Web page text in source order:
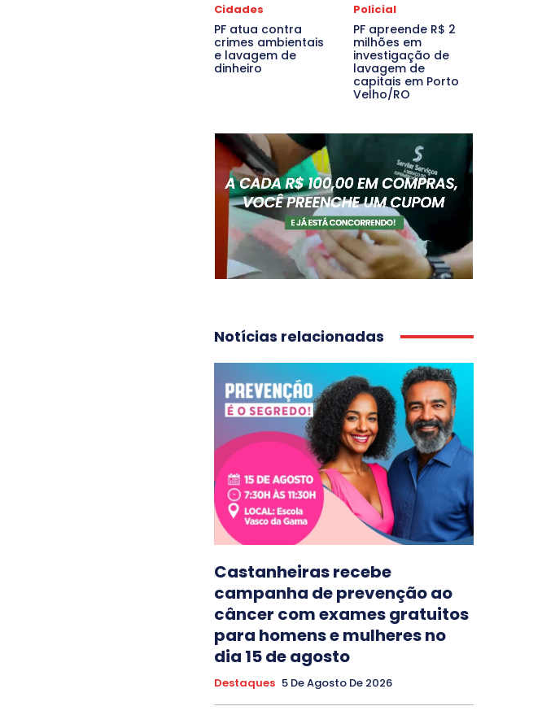
Cidades
PF atua contra
crimes ambientais
e lavagem de
dinheiro
Policial
PF apreende R$ 2
milhões em
investigação de
lavagem de
capitais em Porto
Velho/RO
Notícias relacionadas
Castanheiras recebe
campanha de prevenção ao
câncer com exames gratuitos
para homens e mulheres no
dia 15 de agosto
Destaques 5 De Agosto De 2026